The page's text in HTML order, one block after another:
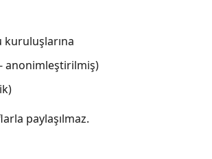
anonimleştirilmiş)
paylaşılmaz.